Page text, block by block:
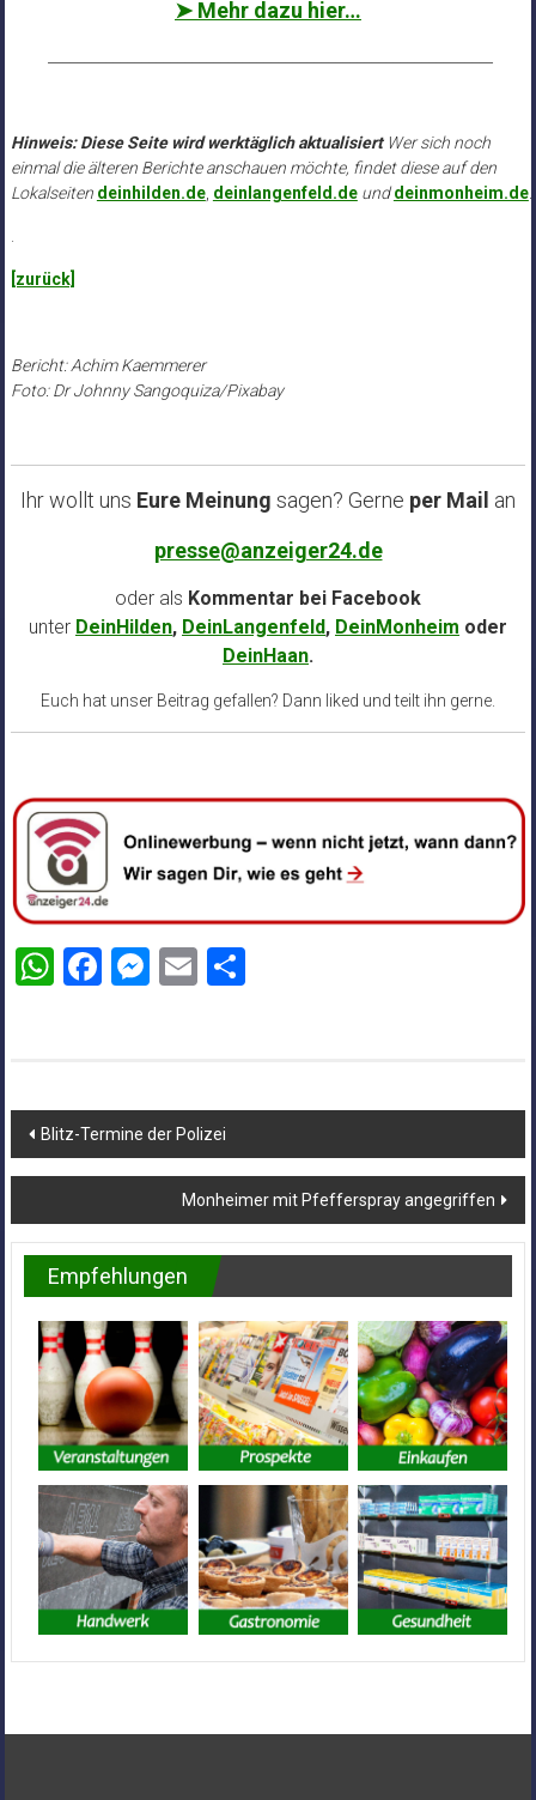
➤ Mehr dazu hier…
Hinweis: Diese Seite wird werktäglich aktualisiert Wer sich noch
einmal die älteren Berichte anschauen möchte, findet diese auf den
Lokalseiten deinhilden.de, deinlangenfeld.deunddeinmonheim.de.
[zurück]
Bericht: Achim Kaemmerer
Foto: Dr Johnny Sangoquiza/Pixabay
Ihr wollt uns Eure Meinung sagen? Gerne per Mail an
presse@anzeiger24.de
oder als Kommentar bei Facebook
unter DeinHilden, DeinLangenfeld, DeinMonheim oder
DeinHaan.
Euch hat unser Beitrag gefallen? Dann liked und teilt ihn gerne.
WhatsApp
Facebook
Messenger
EmailTeilen
Beitragsnavigation
Blitz-Termine der Polizei
Monheimer mit Pfefferspray angegriffen
Empfehlungen